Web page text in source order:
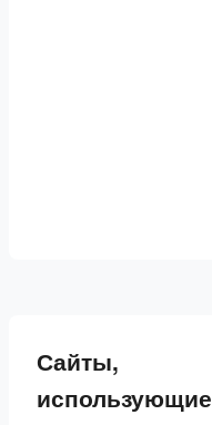
Сайты,
использующие